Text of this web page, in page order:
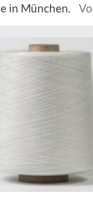
in München.